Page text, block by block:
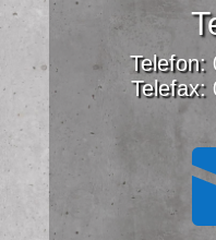
Telefon:
Telefax: